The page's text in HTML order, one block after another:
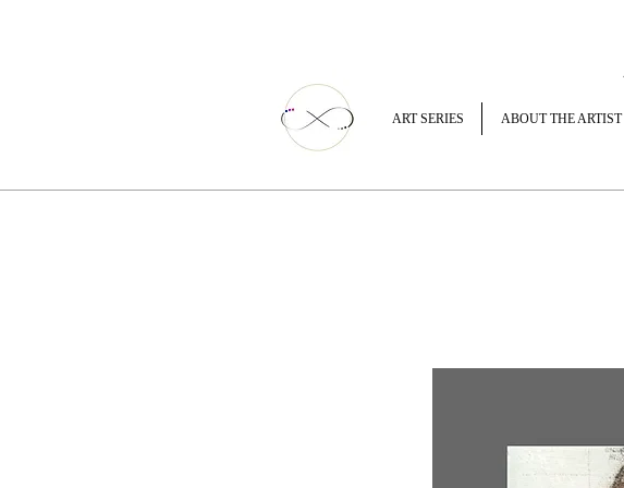
ART SERIES ABOUT THE ARTIST